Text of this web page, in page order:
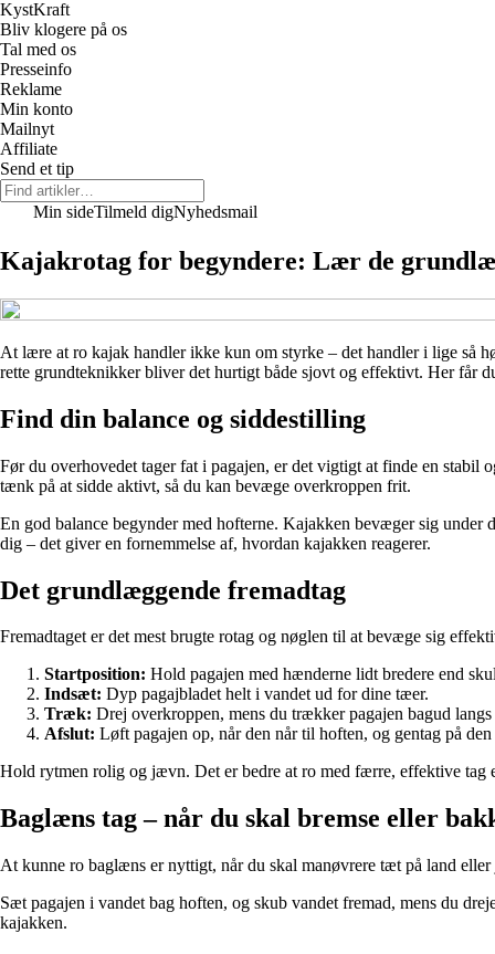
KystKraft
Bliv klogere på os
Tal med os
Presseinfo
Reklame
Min konto
Mailnyt
Affiliate
Send et tip
Min sideTilmeld digNyhedsmail
Kajakrotag for begyndere: Lær de
At lære at ro kajak handler ikke kun om styrke – det handler i lige så
rette grundteknikker bliver det hurtigt både sjovt og effektivt. Her får
Find din balance og siddestilling
Før du overhovedet tager fat i pagajen, er det vigtigt at finde en
tænk på at sidde aktivt, så du kan bevæge overkroppen frit.
En god balance begynder med hofterne. Kajakken bevæger sig
dig – det giver en fornemmelse af, hvordan kajakken reagerer.
Det grundlæggende fremadtag
Fremadtaget er det mest brugte rotag og nøglen til at bevæge sig
Startposition: Hold pagajen med hænderne lidt bredere end
Indsæt: Dyp pagajbladet helt i vandet ud for dine tæer.
Træk: Drej overkroppen, mens du trækker pagajen bagud
Afslut: Løft pagajen op, når den når til hoften, og gentag på den
Hold rytmen rolig og jævn. Det er bedre at ro med færre, effektive tag
Baglæns tag – når du skal bremse eller
At kunne ro baglæns er nyttigt, når du skal manøvrere tæt på land
Sæt pagajen i vandet bag hoften, og skub vandet fremad, mens du
kajakken.